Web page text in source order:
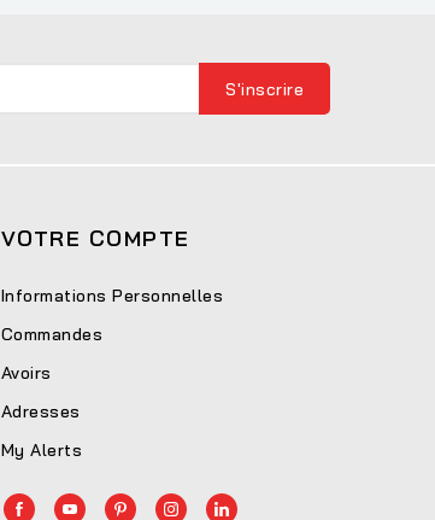
VOTRE COMPTE
Informations Personnelles
Commandes
Avoirs
Adresses
My Alerts